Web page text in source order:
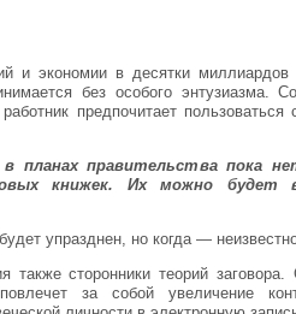
и экономии в десятки миллиардов
без особого энтузиазма.
предпочитает
планах правительства пока
книжек. Их можно будет
упразднен, но когда —
также сторонники теорий
за собой увеличение